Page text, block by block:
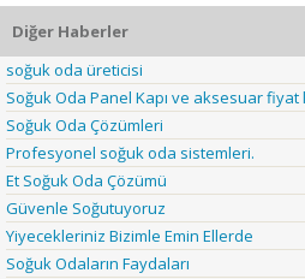
Diğer Haberler
soğuk oda üreticisi
Soğuk Oda Panel Kapı ve aksesuar fiyat
Soğuk Oda Çözümleri
Profesyonel soğuk oda sistemleri.
Et Soğuk Oda Çözümü
Güvenle Soğutuyoruz
Yiyecekleriniz Bizimle Emin Ellerde
Soğuk Odaların Faydaları